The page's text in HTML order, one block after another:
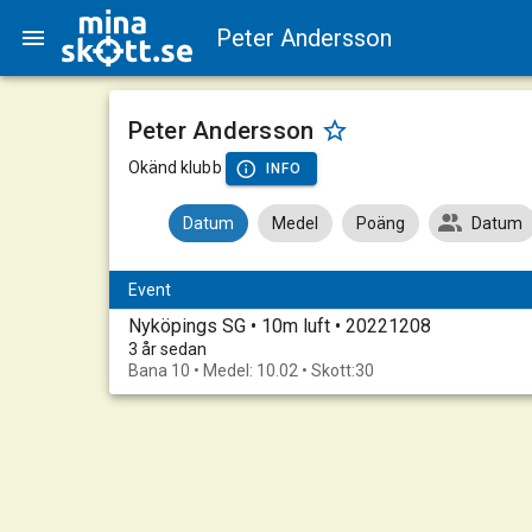
Peter Andersson
Peter Andersson
Okänd klubb INFO
Datum Medel Poäng Datum
Event
Nyköpings SG • 10m luft • 20221208
3 år sedan
Bana 10 • Medel: 10.02 • Skott:30